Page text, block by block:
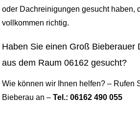
oder Dachreinigungen gesucht haben,
vollkommen richtig.
Haben Sie einen Groß Bieberauer
aus dem Raum 06162 gesucht?
Wie können wir Ihnen helfen? – Rufen
Bieberau an – Tel.: 06162 490 055